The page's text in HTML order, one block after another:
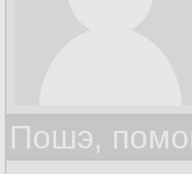
Пошэ,